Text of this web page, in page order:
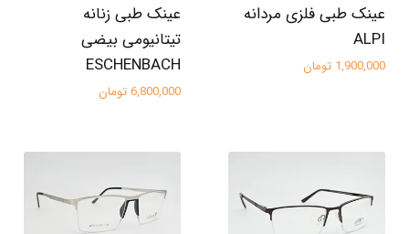
عینک طبی فلزی مردانه
ALPI
1,900,000 تومان
عینک طبی زنانه
تیتانیومی بیضی
ESCHENBACH
6,800,000 تومان